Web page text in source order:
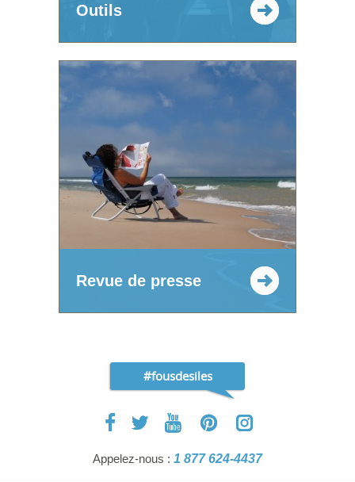
Outils
Revue de presse
#fousdesiles
Appelez-nous : 1 877 624-4437